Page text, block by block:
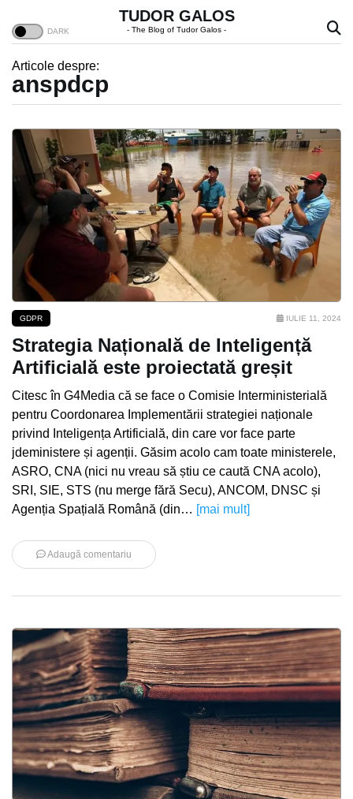
TUDOR GALOS
- The Blog of Tudor Galos -
Articole despre:
anspdcp
GDPR IULIE 11, 2024
Strategia Națională de Inteligență
Artificială este proiectată greșit
Citesc în G4Media că se face o Comisie Interministerială
pentru Coordonarea Implementării strategiei naționale
privind Inteligența Artificială, din care vor face parte
jdeministere și agenții. Găsim acolo cam toate ministerele,
ASRO, CNA (nici nu vreau să știu ce caută CNA acolo),
SRI, SIE, STS (nu merge fără Secu), ANCOM, DNSC și
Agenția Spațială Română (din… [mai mult]
Adaugă comentariu